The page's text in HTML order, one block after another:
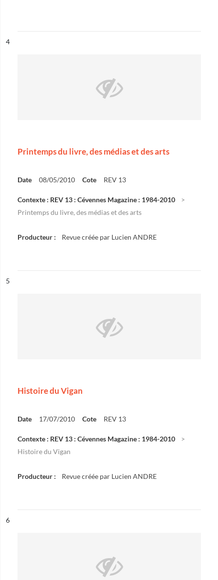
n°
4
Printemps du livre, des médias et des arts
Date 08/05/2010 Cote REV 13
Contexte : REV 13 : Cévennes Magazine : 1984-2010
Printemps du livre, des médias et des arts
Producteur : Revue créée par Lucien ANDRE
n°
5
Histoire du Vigan
Date 17/07/2010 Cote REV 13
Contexte : REV 13 : Cévennes Magazine : 1984-2010
Histoire du Vigan
Producteur : Revue créée par Lucien ANDRE
n°
6